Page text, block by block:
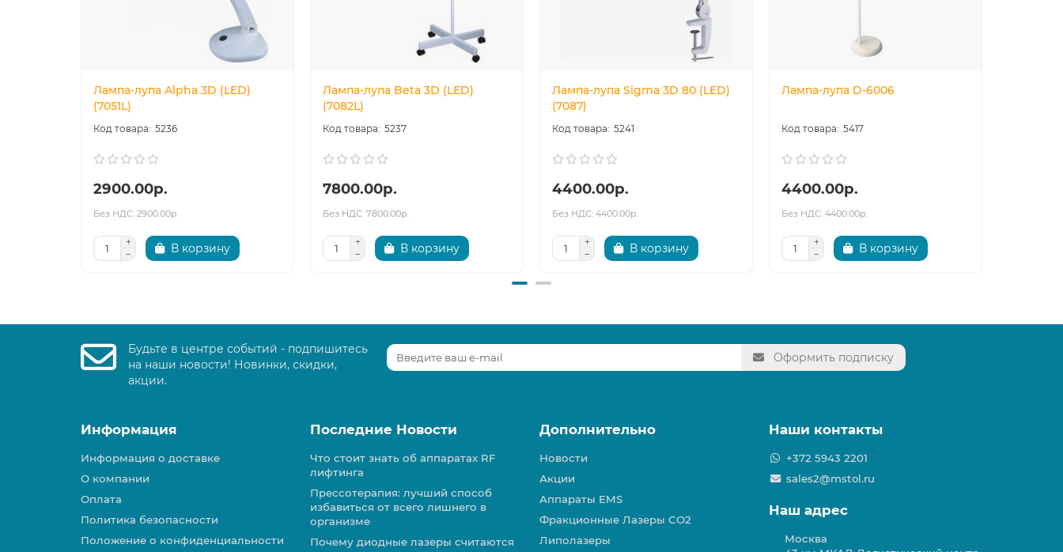
Лампа-лупа Alpha 3D (LED)
(7051L)
5236
2900.00р.
Без НДС: 2900.00р.
В корзину
Лампа-лупа Beta 3D (LED)
(7082L)
5237
7800.00р.
Без НДС: 7800.00р.
В корзину
Лампа-лупа Sigma 3D 80 (LED)
(7087)
5241
4400.00р.
Без НДС: 4400.00р.
В корзину
Лампа-лупа D-6006
5417
4400.00р.
Без НДС: 4400.00р.
В корзину
Будьте в центре событий - подпишитесь
на наши новости! Новинки, скидки,
акции.
Оформить подписку
Информация
Информация о доставке
О компании
Оплата
Политика безопасности
Положение о конфиденциальности
Последние Новости
Что стоит знать об аппаратах RF
лифтинга
Прессотерапия: лучший способ
избавиться от всего лишнего в
организме
Почему диодные лазеры считаются
Дополнительно
Новости
Акции
Аппараты EMS
Фракционные Лазеры СО2
Липолазеры
Наши контакты
+372 5943 2201
sales2@mstol.ru
Наш адрес
Москва